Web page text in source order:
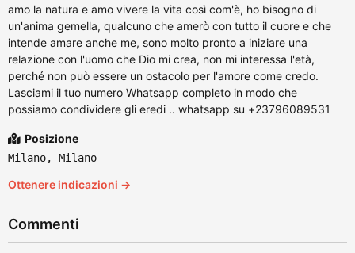
amo la natura e amo vivere la vita così com'è, ho bisogno di
un'anima gemella, qualcuno che amerò con tutto il cuore e che
intende amare anche me, sono molto pronto a iniziare una
relazione con l'uomo che Dio mi crea, non mi interessa l'età,
perché non può essere un ostacolo per l'amore come credo.
Lasciami il tuo numero Whatsapp completo in modo che
possiamo condividere gli eredi .. whatsapp su +23796089531
Posizione
Milano, Milano
Ottenere indicazioni →
Commenti